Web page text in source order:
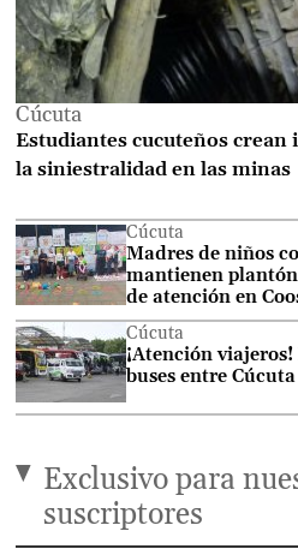
Cúcuta
Estudiantes cucuteños
la siniestralidad en las minas
Cúcuta
Madres de niños
mantienen
de atención en
Cúcuta
¡Atención
buses entre
Exclusivo para
suscriptores